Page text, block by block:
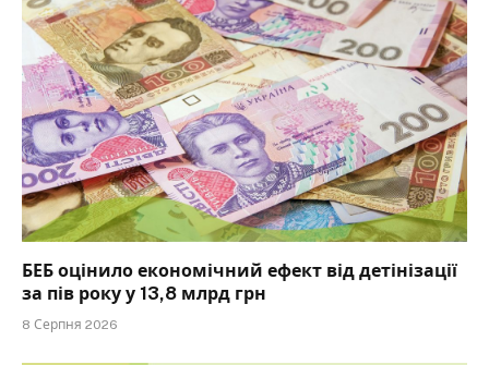
БЕБ оцінило економічний ефект від детінізації
за пів року у 13,8 млрд грн
8 Серпня 2026